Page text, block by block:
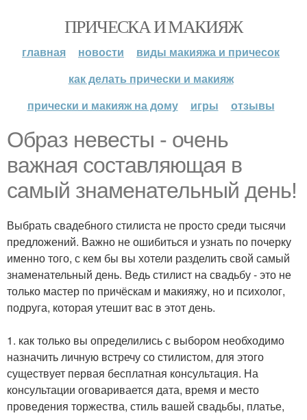
ПРИЧЕСКА И МАКИЯЖ
главная новости
виды макияжа и причесок
как делать прически и макияж
прически и макияж на дому
игры отзывы
Образ невесты - очень
важная составляющая в
самый знаменательный день!
Выбрать свадебного стилиста не просто среди тысячи
предложений. Важно не ошибиться и узнать по почерку
именно того, с кем бы вы хотели разделить свой самый
знаменательный день. Ведь стилист на свадьбу - это не
только мастер по причёскам и макияжу, но и психолог,
подруга, которая утешит вас в этот день.
1. как только вы определились с выбором необходимо
назначить личную встречу со стилистом, для этого
существует первая бесплатная консультация. На
консультации оговаривается дата, время и место
проведения торжества, стиль вашей свадьбы, платье,